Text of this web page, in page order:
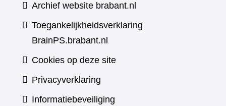
Archief website brabant.nl
Toegankelijkheidsverklaring
BrainPS.brabant.nl
Cookies op deze site
Privacyverklaring
Informatiebeveiliging